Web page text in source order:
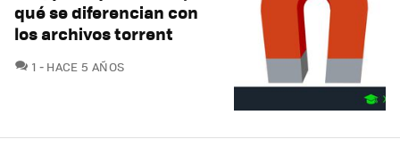
qué se diferencian con
los archivos torrent
1 COMENTARIOS
HACE 5 AÑOS